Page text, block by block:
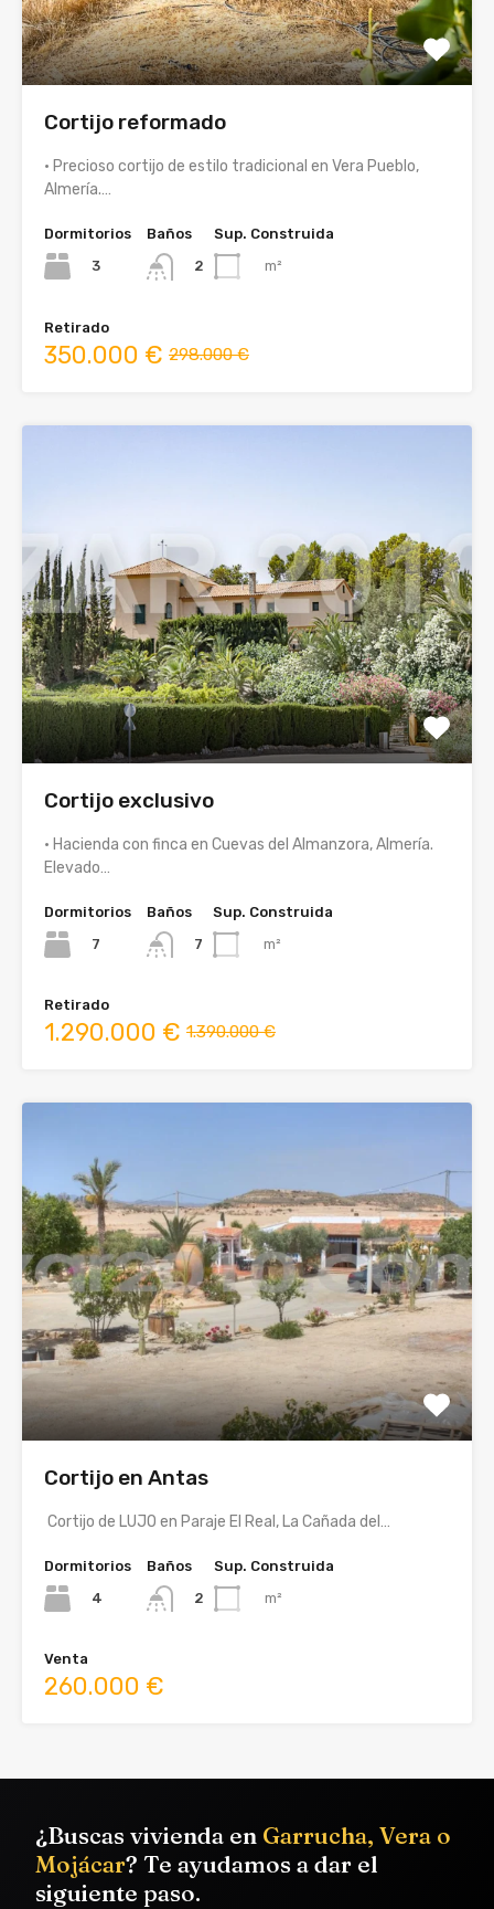
Cortijo reformado
• Precioso cortijo de estilo tradicional en Vera Pueblo,
Almería.…
Dormitorios
3
Baños
2
Sup. Construida
m²
Retirado
350.000 € 298.000 €
Cortijo exclusivo
• Hacienda con finca en Cuevas del Almanzora, Almería.
Elevado…
Dormitorios
7
Baños
7
Sup. Construida
m²
Retirado
1.290.000 € 1.390.000 €
Cortijo en Antas
Cortijo de LUJO en Paraje El Real, La Cañada del…
Dormitorios
4
Baños
2
Sup. Construida
m²
Venta
260.000 €
¿Buscas vivienda en Garrucha, Vera o
Mojácar? Te ayudamos a dar el
siguiente paso.